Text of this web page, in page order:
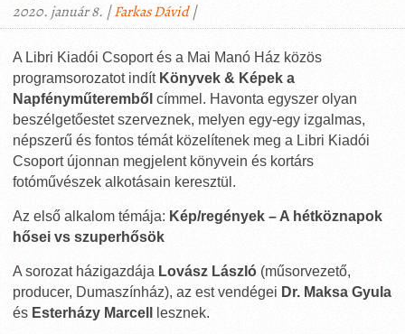
2020. január 8. |Farkas Dávid|
A Libri Kiadói Csoport és a Mai Manó Ház közös
programsorozatot indít Könyvek & Képek a
Napfényműteremből címmel. Havonta egyszer olyan
beszélgetőestet szerveznek, melyen egy-egy izgalmas,
népszerű és fontos témát közelítenek meg a Libri Kiadói
Csoport újonnan megjelent könyvein és kortárs
fotóművészek alkotásain keresztül.
Az első alkalom témája: Kép/regények – A hétköznapok
hősei vs szuperhősök
A sorozat házigazdája Lovász László (műsorvezető,
producer, Dumaszínház), az est vendégei Dr. Maksa Gyula
és Esterházy Marcell lesznek.